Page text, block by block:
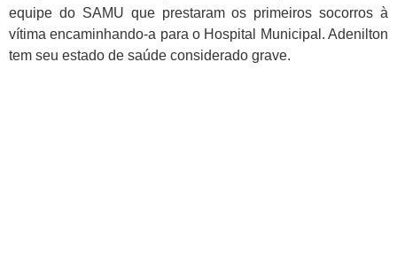
equipe do SAMU que prestaram os primeiros socorros à
vítima encaminhando-a para o Hospital Municipal. Adenilton
tem seu estado de saúde considerado grave.